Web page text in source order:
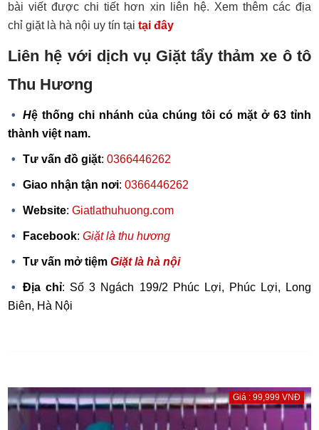
bài viết được chi tiết hơn xin liên hệ. Xem thêm các địa
chỉ giặt là hà nội uy tín tạitại đây
Liên hệ với dịch vụ Giặt tẩy thảm xe ô tô
Thu Hương
Hệ thống chi nhánh của chúng tôi có mặt ở 63 tỉnh
thành việt nam.
Tư vấn đồ giặt:0366446262
Giao nhận tận nơi:0366446262
Website:Giatlathuhuong.com
Facebook:Giặt là thu hương
Tư vấn mở tiệm Giặt là hà nội
Địa chỉ: Số 3 Ngách 199/2 Phúc Lợi, Phúc Lợi, Long
Biên, Hà Nội
Giá : 99,999 VNĐ